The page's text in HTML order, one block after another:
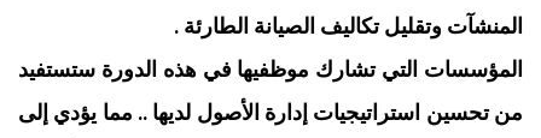
المنشآت وتقليل تكاليف الصيانة الطارئة .
المؤسسات التي تشارك موظفيها في هذه الدورة ستستفيد
من تحسين استراتيجيات إدارة الأصول لديها .. مما يؤدي إلى